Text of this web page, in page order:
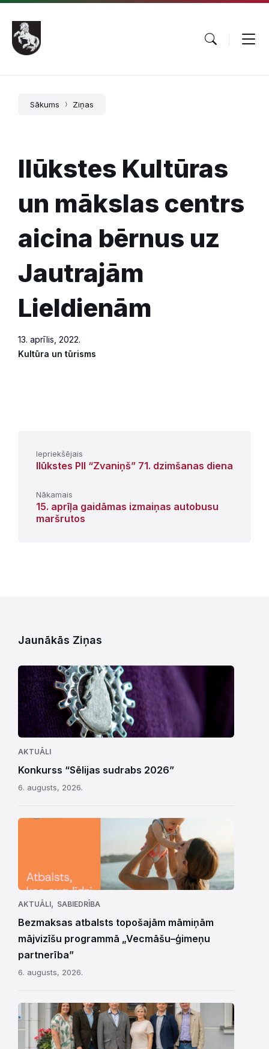
Pāriet
saturu
Skip
main
navigation
Skip
footer
Sākums Ziņas
Ilūkstes Kultūras
un mākslas centrs
aicina bērnus uz
Jautrajām
Lieldienām
13. aprīlis, 2022.
Kultūra un tūrisms
Iepriekšējais
Ilūkstes PII “Zvaniņš” 71. dzimšanas diena
Nākamais
15. aprīļa gaidāmas izmaiņas autobusu
maršrutos
Jaunākās Ziņas
AKTUĀLI
Konkurss “Sēlijas sudrabs 2026”
6. augusts, 2026.
AKTUĀLI, SABIEDRĪBA
Bezmaksas atbalsts topošajām māmiņām
mājvizīšu programmā „Vecmāšu–ģimeņu
partnerība”
6. augusts, 2026.